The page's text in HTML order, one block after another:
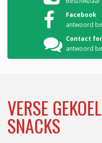
Facebook
antwoord
Contact
antwoord
VERSE
SNACKS